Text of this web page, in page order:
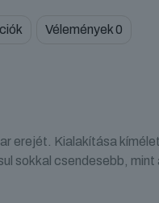
Vélemények0
erejét. Kialakítása
csendesebb,